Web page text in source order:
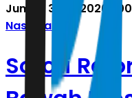
Jumat, 3 Juli 2026 |
Nasional
Soroti